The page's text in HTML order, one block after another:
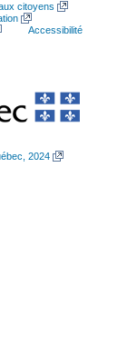
citoyens
Accessibilité
2024